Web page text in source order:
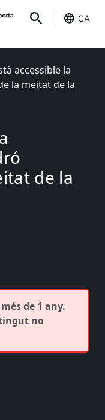
CA
accessible la
la meitat de la
de la
de 1 any.
no